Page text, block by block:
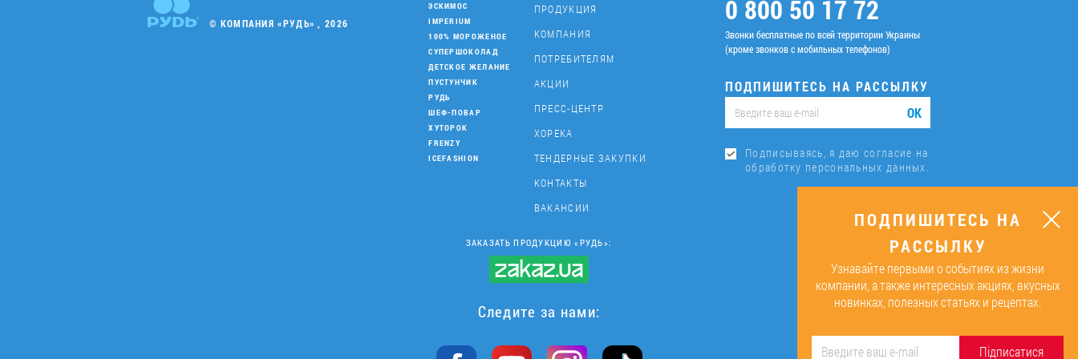
© КОМПАНИЯ «РУДЬ» , 2026
ЭСКИМОС
IMPERIUM
100% МОРОЖЕНОЕ
СУПЕРШОКОЛАД
ДЕТСКОЕ ЖЕЛАНИЕ
ПУСТУНЧИК
РУДЬ
ШЕФ-ПОВАР
ХУТОРОК
FRENZY
ICEFASHION
ПРОДУКЦИЯ
КОМПАНИЯ
ПОТРЕБИТЕЛЯМ
АКЦИИ
ПРЕСС-ЦЕНТР
ХОРЕКА
ТЕНДЕРНЫЕ ЗАКУПКИ
КОНТАКТЫ
ВАКАНСИИ
0 800 50 17 72
Звонки бесплатные по всей территории Украины
(кроме звонков с мобильных телефонов)
ПОДПИШИТЕСЬ НА РАССЫЛКУ
ОК
Подписываясь, я даю согласие на
обработку персональных данных.
ЗАКАЗАТЬ ПРОДУКЦИЮ «РУДЬ»:
Следите за нами:
ПОДПИШИТЕСЬ НА
РАССЫЛКУ
Узнавайте первыми о событиях из жизни
компании, а также интересных акциях, вкусных
новинках, полезных статьях и рецептах.
Підписатися